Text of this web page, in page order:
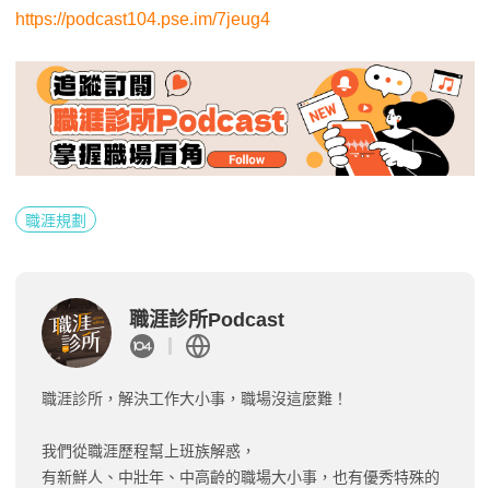
https://podcast104.pse.im/7jeug4
職涯規劃
職涯診所Podcast
職涯診所，解決工作大小事，職場沒這麼難！
我們從職涯歷程幫上班族解惑，
有新鮮人、中壯年、中高齡的職場大小事，也有優秀特殊的